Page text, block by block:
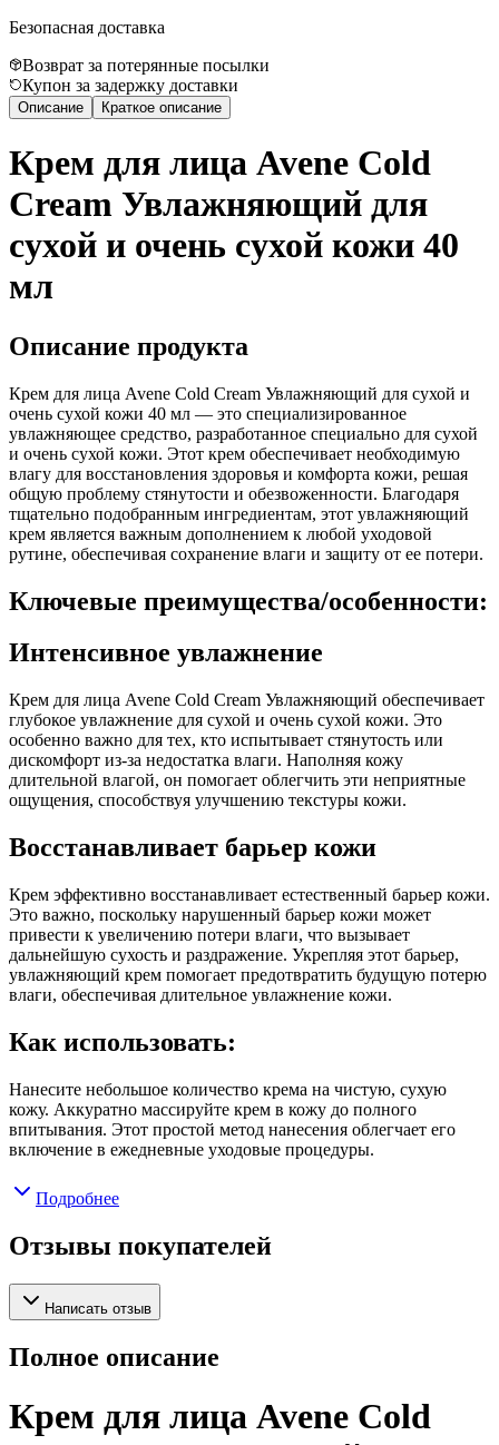
Безопасная доставка
Возврат за потерянные посылки
Купон за задержку доставки
Описание Краткое описание
Крем для лица Avene Cold
Cream Увлажняющий для
сухой и очень сухой кожи 40
мл
Описание продукта
Крем для лица Avene Cold Cream Увлажняющий для сухой и
очень сухой кожи 40 мл — это специализированное
увлажняющее средство, разработанное специально для сухой
и очень сухой кожи. Этот крем обеспечивает необходимую
влагу для восстановления здоровья и комфорта кожи, решая
общую проблему стянутости и обезвоженности. Благодаря
тщательно подобранным ингредиентам, этот увлажняющий
крем является важным дополнением к любой уходовой
рутине, обеспечивая сохранение влаги и защиту от ее потери.
Ключевые преимущества/особенности:
Интенсивное увлажнение
Крем для лица Avene Cold Cream Увлажняющий обеспечивает
глубокое увлажнение для сухой и очень сухой кожи. Это
особенно важно для тех, кто испытывает стянутость или
дискомфорт из-за недостатка влаги. Наполняя кожу
длительной влагой, он помогает облегчить эти неприятные
ощущения, способствуя улучшению текстуры кожи.
Восстанавливает барьер кожи
Крем эффективно восстанавливает естественный барьер кожи.
Это важно, поскольку нарушенный барьер кожи может
привести к увеличению потери влаги, что вызывает
дальнейшую сухость и раздражение. Укрепляя этот барьер,
увлажняющий крем помогает предотвратить будущую потерю
влаги, обеспечивая длительное увлажнение кожи.
Как использовать:
Нанесите небольшое количество крема на чистую, сухую
кожу. Аккуратно массируйте крем в кожу до полного
впитывания. Этот простой метод нанесения облегчает его
включение в ежедневные уходовые процедуры.
Подробнее
Отзывы покупателей
Написать отзыв
Полное описание
Крем для лица Avene Cold